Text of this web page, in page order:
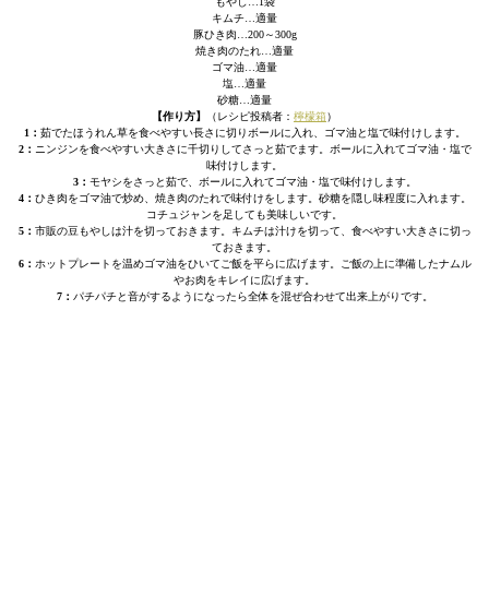
キムチ…適量
豚ひき肉…200～300g
焼き肉のたれ…適量
ゴマ油…適量
塩…適量
砂糖…適量
【作り方】
（レシピ投稿者： 檸檬箱）
1： 茹でたほうれん草を食べやすい長さに切りボールに入れ、ゴマ油と塩で味付けします。
2： ニンジンを食べやすい大きさに千切りしてさっと茹でます。ボールに入れてゴマ油・塩で
味付けします。
3： モヤシをさっと茹で、ボールに入れてゴマ油・塩で味付けします。
4： ひき肉をゴマ油で炒め、焼き肉のたれで味付けをします。砂糖を隠し味程度に入れます。
コチュジャンを足しても美味しいです。
5： 市販の豆もやしは汁を切っておきます。キムチは汁けを切って、食べやすい大きさに切っ
ておきます。
6： ホットプレートを温めゴマ油をひいてご飯を平らに広げます。ご飯の上に準備したナムル
やお肉をキレイに広げます。
7： パチパチと音がするようになったら全体を混ぜ合わせて出来上がりです。